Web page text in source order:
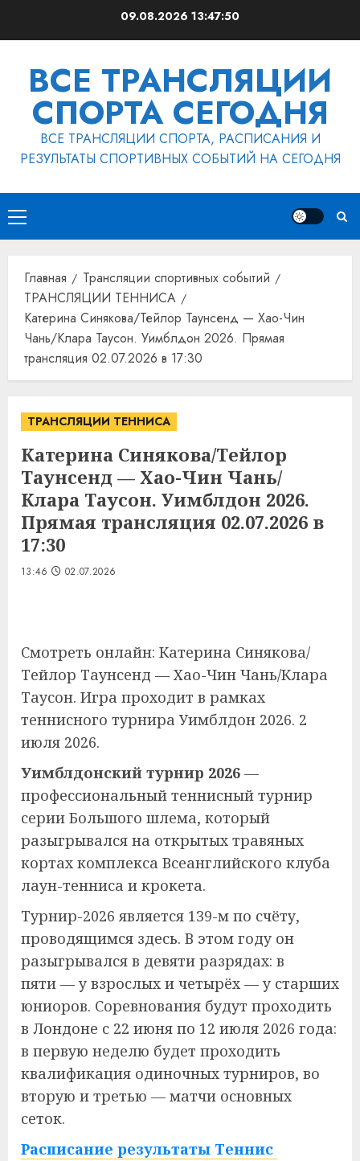
09.08.2026 13:47:50
ВСЕ ТРАНСЛЯЦИИ
СПОРТА СЕГОДНЯ
ВСЕ ТРАНСЛЯЦИИ СПОРТА, РАСПИСАНИЯ И
РЕЗУЛЬТАТЫ СПОРТИВНЫХ СОБЫТИЙ НА СЕГОДНЯ
Основное
меню
Главная
Трансляции спортивных событий
ТРАНСЛЯЦИИ ТЕННИСА
Катерина Синякова/Тейлор Таунсенд — Хао-Чин
Чань/Клара Таусон. Уимблдон 2026. Прямая
трансляция 02.07.2026 в 17:30
ТРАНСЛЯЦИИ ТЕННИСА
Катерина Синякова/Тейлор
Таунсенд — Хао-Чин Чань/
Клара Таусон. Уимблдон 2026.
Прямая трансляция 02.07.2026 в
17:30
13:46 02.07.2026
Смотреть онлайн: Катерина Синякова/
Тейлор Таунсенд — Хао-Чин Чань/Клара
Таусон. Игра проходит в рамках
теннисного турнира Уимблдон 2026. 2
июля 2026.
Уимблдонский турнир 2026 —
профессиональный теннисный турнир
серии Большого шлема, который
разыгрывался на открытых травяных
кортах комплекса Всеанглийского клуба
лаун-тенниса и крокета.
Турнир-2026 является 139-м по счёту,
проводящимся здесь. В этом году он
разыгрывался в девяти разрядах: в
пяти — у взрослых и четырёх — у старших
юниоров. Соревнования будут проходить
в Лондоне с 22 июня по 12 июля 2026 года:
в первую неделю будет проходить
квалификация одиночных турниров, во
вторую и третью — матчи основных
сеток.
Расписание результаты Теннис